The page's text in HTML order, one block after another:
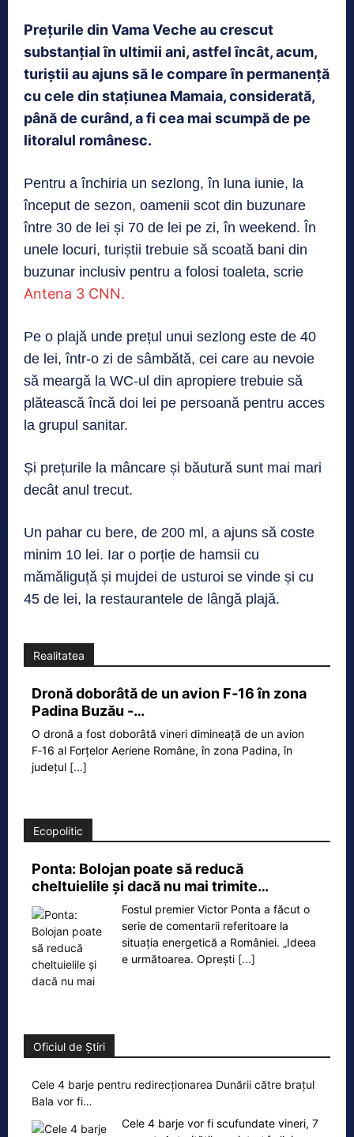
Prețurile din Vama Veche au crescut
substanțial în ultimii ani, astfel încât, acum,
turiștii au ajuns să le compare în permanență
cu cele din stațiunea Mamaia, considerată,
până de curând, a fi cea mai scumpă de pe
litoralul românesc.
Pentru a închiria un sezlong, în luna iunie, la
început de sezon, oamenii scot din buzunare
între 30 de lei și 70 de lei pe zi, în weekend. În
unele locuri, turiștii trebuie să scoată bani din
buzunar inclusiv pentru a folosi toaleta, scrie
Antena 3 CNN.
Pe o plajă unde prețul unui sezlong este de 40
de lei, într-o zi de sâmbătă, cei care au nevoie
să meargă la WC-ul din apropiere trebuie să
plătească încă doi lei pe persoană pentru acces
la grupul sanitar.
Și prețurile la mâncare și băutură sunt mai mari
decât anul trecut.
Un pahar cu bere, de 200 ml, a ajuns să coste
minim 10 lei. Iar o porție de hamsii cu
mămăliguță și mujdei de usturoi se vinde și cu
45 de lei, la restaurantele de lângă plajă.
Realitatea
Dronă doborâtă de un avion F‑16 în zona
Padina Buzău -…
O dronă a fost doborâtă vineri dimineață de un avion
F‑16 al Forțelor Aeriene Române, în zona Padina, în
județul [...]
Ecopolitic
Ponta: Bolojan poate să reducă
cheltuielile şi dacă nu mai trimite…
Fostul premier Victor Ponta a făcut o
serie de comentarii referitoare la
situația energetică a României. „Ideea
e următoarea. Oprești [...]
Oficiul de Știri
Cele 4 barje pentru redirecționarea Dunării către brațul
Bala vor fi…
Cele 4 barje vor fi scufundate vineri, 7